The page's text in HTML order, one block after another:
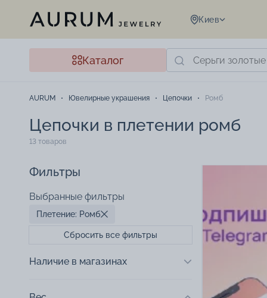
Киев
Каталог
AURUM Ювелирные украшения Цепочки Ромб
Цепочки в плетении ромб
13 товаров
Фильтры
Выбранные фильтры
Плетение: Ромб
Сбросить все фильтры
Наличие в магазинах